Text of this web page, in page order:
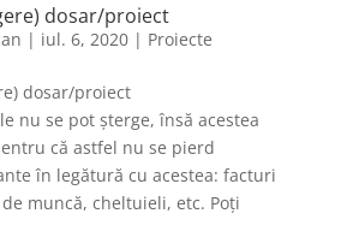
dosar/proiect
| iul. 6, 2020| Proiecte
dosar/proiect
nu se pot șterge, însă acestea
că astfel nu se pierd
în legătură cu acestea: facturi
muncă, cheltuieli, etc. Poți